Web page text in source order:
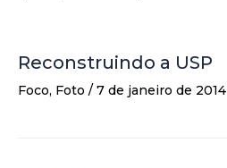
Reconstruindo a USP
Foco, Foto / 7 de janeiro de 2014